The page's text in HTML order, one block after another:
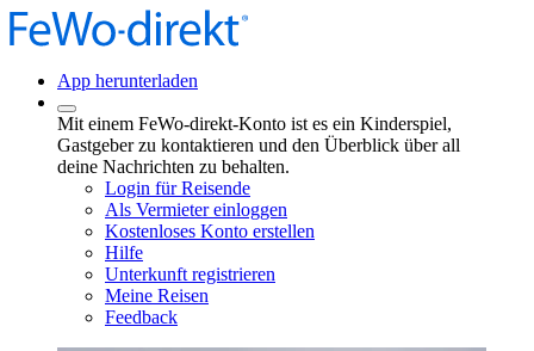
App herunterladen
Mit einem FeWo-direkt-Konto ist es ein Kinderspiel,
Gastgeber zu kontaktieren und den Überblick über all
deine Nachrichten zu behalten.
Login für Reisende
Als Vermieter einloggen
Kostenloses Konto erstellen
Hilfe
Unterkunft registrieren
Meine Reisen
Feedback